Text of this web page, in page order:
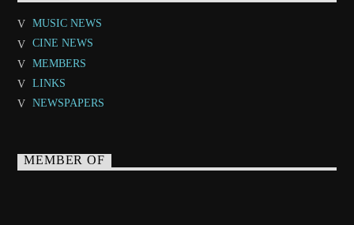
MUSIC NEWS
CINE NEWS
MEMBERS
LINKS
NEWSPAPERS
MEMBER OF